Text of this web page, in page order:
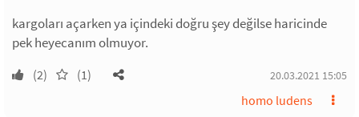
kargoları açarken ya içindeki doğru şey değilse haricinde
pek heyecanım olmuyor.
(2) (1) 20.03.2021 15:05
homo ludens